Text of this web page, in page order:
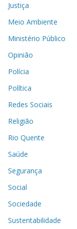
Justiça
Meio Ambiente
Ministério Público
Opinião
Polícia
Política
Redes Sociais
Religião
Rio Quente
Saúde
Segurança
Social
Sociedade
Sustentabilidade